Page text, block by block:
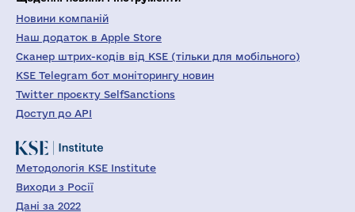
Новини компаній
Наш додаток в Apple Store
Сканер штрих-кодів від KSE (тільки для мобільного)
KSE Telegram бот моніторингу новин
Twitter проєкту SelfSanctions
Доступ до API
Методологія KSE Institute
Виходи з Росії
Дані за 2022